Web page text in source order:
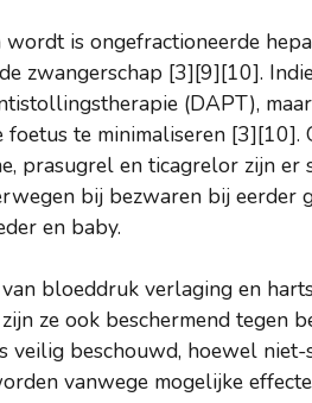
is ongefractioneerde
zwangerschap [3][9][10].
(DAPT),
foetus te minimaliseren [3][10].
prasugrel en ticagrelor zijn er
bij bezwaren bij eerder
en baby.
bloeddruk verlaging en
ze ook beschermend tegen
veilig beschouwd, hoewel niet-
vanwege mogelijke